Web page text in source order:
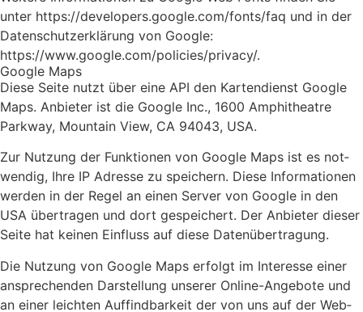
unter https://developers.google.com/fonts/faq und in der
Daten­schutz­er­klä­rung von Goog­le:
https://www.google.com/policies/privacy/.
Goog­le Maps
Die­se Sei­te nutzt über eine API den Kar­ten­dienst Goog­le
Maps. Anbie­ter ist die Goog­le Inc., 1600 Amphi­theat­re
Park­way, Moun­tain View, CA 94043, USA.
Zur Nut­zung der Funk­tio­nen von Goog­le Maps ist es not­
wen­dig, Ihre IP Adres­se zu spei­chern. Die­se Infor­ma­tio­nen
wer­den in der Regel an einen Ser­ver von Goog­le in den
USA über­tra­gen und dort gespei­chert. Der Anbie­ter die­ser
Sei­te hat kei­nen Ein­fluss auf die­se Daten­über­tra­gung.
Die Nut­zung von Goog­le Maps erfolgt im Inter­es­se einer
anspre­chen­den Dar­stel­lung unse­rer Online-Ange­bo­te und
an einer leich­ten Auf­find­bar­keit der von uns auf der Web­